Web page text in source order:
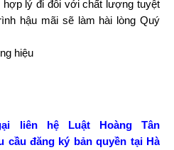
lý đi đôi với chất lượng tuyệt
hậu mãi sẽ làm hài lòng Quý
hiệu
liên hệ Luật Hoàng Tân
cầu đăng ký bản quyền tại Hà